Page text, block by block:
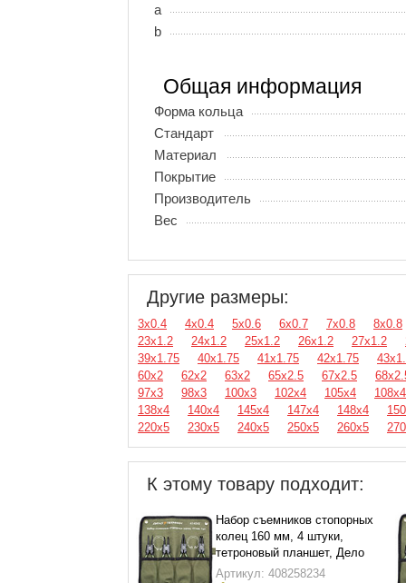
a
b
Общая информация
Форма кольца
Стандарт
Материал
Покрытие
Производитель
Вес
Другие размеры:
3х0.4 4х0.4 5х0.6 6х0.7 7х0.8
8х0.8
23х1.2
24х1.2 25х1.2 26х1.2 27х1.2
39х1.75
40х1.75 41х1.75 42х1.75
60х2
62х2 63х2 65х2.5 67х2.5
97х3
98х3 100х3 102х4 105х4
108х4
138х4
140х4 145х4 147х4 148х4
220х5
230х5 240х5 250х5 260х5
К этому товару подходит:
Набор съемников стопорных
колец 160 мм, 4 штуки,
тетроновый планшет, Дело
Техники 424040
Артикул: 408258234